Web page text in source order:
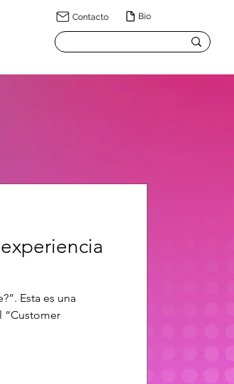
Bio
Contacto
Esta es una
“Customer